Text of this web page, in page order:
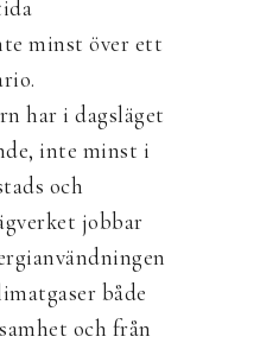
minst över ett
har i dagsläget
inte minst i
och
jobbar
både
och från